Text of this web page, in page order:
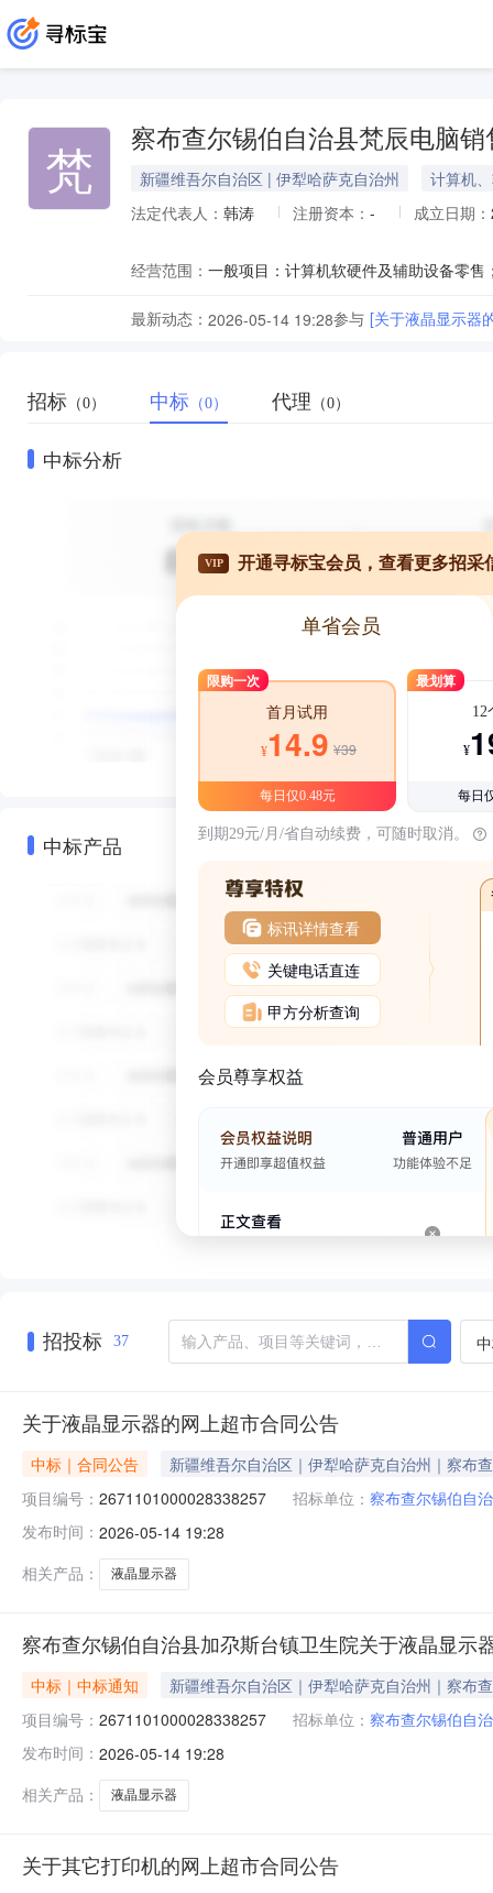
梵 察布查尔锡伯自治县梵辰电脑销
新疆维吾尔自治区 | 伊犁哈萨克自治州
计算机
法定代表人： 韩涛 注册资本： - 成立日期：
经营范围：
最新动态： 2026-05-14 19:28参与 [关于液晶显示器
招标 （0） 中标 （0） 代理 （0）
中标分析
中标产品
VIP 开通寻标宝会员，查看更多招采
单省会员
限购一次
首月试用
¥14.9 ¥39
每日仅0.48元
最划算
12
¥
每日
到期29元/月/省自动续费，可随时取消。
标讯详情查看
关键电话直连
甲方分析查询
会员尊享权益
招投标 37
关于液晶显示器的网上超市合同公告
中标｜合同公告
新疆维吾尔自治区｜伊犁哈萨克自治州｜察布
项目编号： 2671101000028338257 招标单位： 察布查尔锡伯自
发布时间： 2026-05-14 19:28
相关产品：
液晶显示器
察布查尔锡伯自治县加尕斯台镇卫生院关于液晶显示
中标｜中标通知
新疆维吾尔自治区｜伊犁哈萨克自治州｜察布
项目编号： 2671101000028338257 招标单位： 察布查尔锡伯自
发布时间： 2026-05-14 19:28
相关产品：
液晶显示器
关于其它打印机的网上超市合同公告